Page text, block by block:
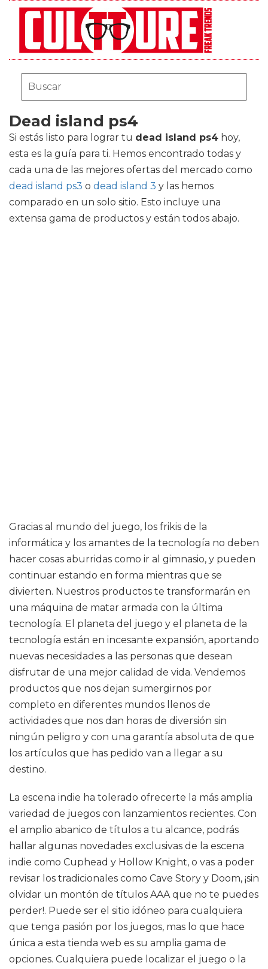
Dead island ps4
Si estás listo para lograr tu dead island ps4 hoy,
esta es la guía para ti. Hemos encontrado todas y
cada una de las mejores ofertas del mercado como
dead island ps3 o dead island 3 y las hemos
comparado en un solo sitio. Esto incluye una
extensa gama de productos y están todos abajo.
Gracias al mundo del juego, los frikis de la
informática y los amantes de la tecnología no deben
hacer cosas aburridas como ir al gimnasio, y pueden
continuar estando en forma mientras que se
divierten. Nuestros productos te transformarán en
una máquina de matar armada con la última
tecnología. El planeta del juego y el planeta de la
tecnología están en incesante expansión, aportando
nuevas necesidades a las personas que desean
disfrutar de una mejor calidad de vida. Vendemos
productos que nos dejan sumergirnos por
completo en diferentes mundos llenos de
actividades que nos dan horas de diversión sin
ningún peligro y con una garantía absoluta de que
los artículos que has pedido van a llegar a su
destino.
La escena indie ha tolerado ofrecerte la más amplia
variedad de juegos con lanzamientos recientes. Con
el amplio abanico de títulos a tu alcance, podrás
hallar algunas novedades exclusivas de la escena
indie como Cuphead y Hollow Knight, o vas a poder
revisar los tradicionales como Cave Story y Doom, ¡sin
olvidar un montón de títulos AAA que no te puedes
perder!. Puede ser el sitio idóneo para cualquiera
que tenga pasión por los juegos, mas lo que hace
única a esta tienda web es su amplia gama de
opciones. Cualquiera puede localizar el juego o la